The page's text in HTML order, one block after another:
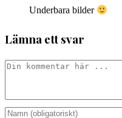
Underbara bilder
Lämna ett svar
Kommentar
Ange